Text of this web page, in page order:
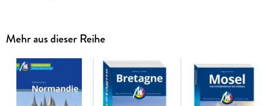
Landschafts- und Ortsbeschreibungen bietet das Buch einen
umfassenden Infoteil, in dem alle reisepraktischen Fragen
geklärt werden: Restauranttipps, Hinweise zu Hotels,
Pensionen und Campingplätzen, Einkaufadressen und vieles
mehr.
Mehr aus dieser Reihe